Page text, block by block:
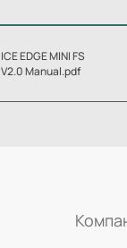
ICE EDGE MINI FS
V2.0 Manual.pdf